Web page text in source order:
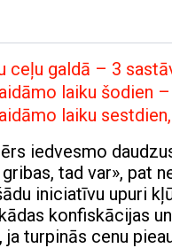
ceļu galdā – 3
laiku šodien
laiku
iedvesmo
tad var», pat
iniciatīvu upuri
konfiskācijas
ja turpinās cenu